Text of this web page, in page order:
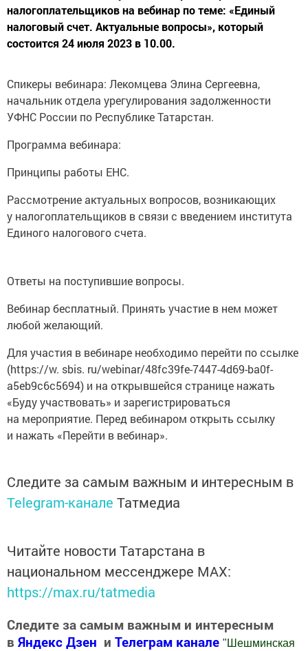
налогоплательщиков на вебинар по теме: «Единый
налоговый счет. Актуальные вопросы», который
состоится 24 июля 2023 в 10.00.
Спикеры вебинара: Лекомцева Элина Сергеевна,
начальник отдела урегулирования задолженности
УФНС России по Республике Татарстан.
Программа вебинара:
Принципы работы ЕНС.
Рассмотрение актуальных вопросов, возникающих
у налогоплательщиков в связи с введением института
Единого налогового счета.
Ответы на поступившие вопросы.
Вебинар бесплатный. Принять участие в нем может
любой желающий.
Для участия в вебинаре необходимо перейти по ссылке
(https://w. sbis. ru/webinar/48fc39fe-7447-4d69-ba0f-
a5eb9c6c5694) и на открывшейся странице нажать
«Буду участвовать» и зарегистрироваться
на мероприятие. Перед вебинаром открыть ссылку
и нажать «Перейти в вебинар».
Следите за самым важным и интересным в
Telegram-канале Татмедиа
Читайте новости Татарстана в
национальном мессенджере MАХ:
https://max.ru/tatmedia
Следите за самым важным и интересным
в Яндекс Дзен и Телеграм канале " Шешминская